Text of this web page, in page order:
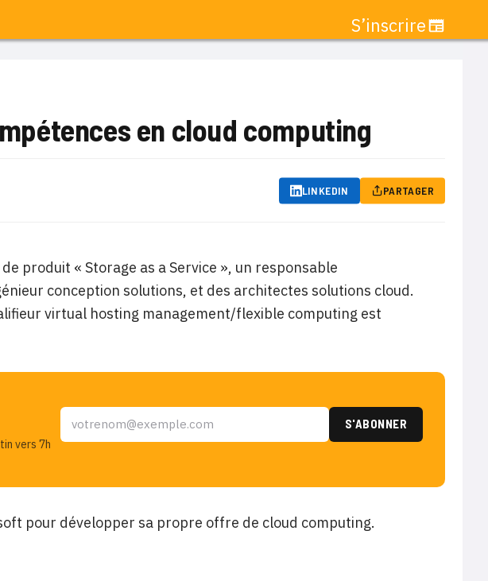
S’inscrire
en cloud computing
LINKEDIN PARTAGER
produit « Storage as a Service », un responsable
conception solutions, et des architectes solutions cloud.
virtual hosting management/flexible computing est
vers 7h
pour développer sa propre offre de cloud computing.